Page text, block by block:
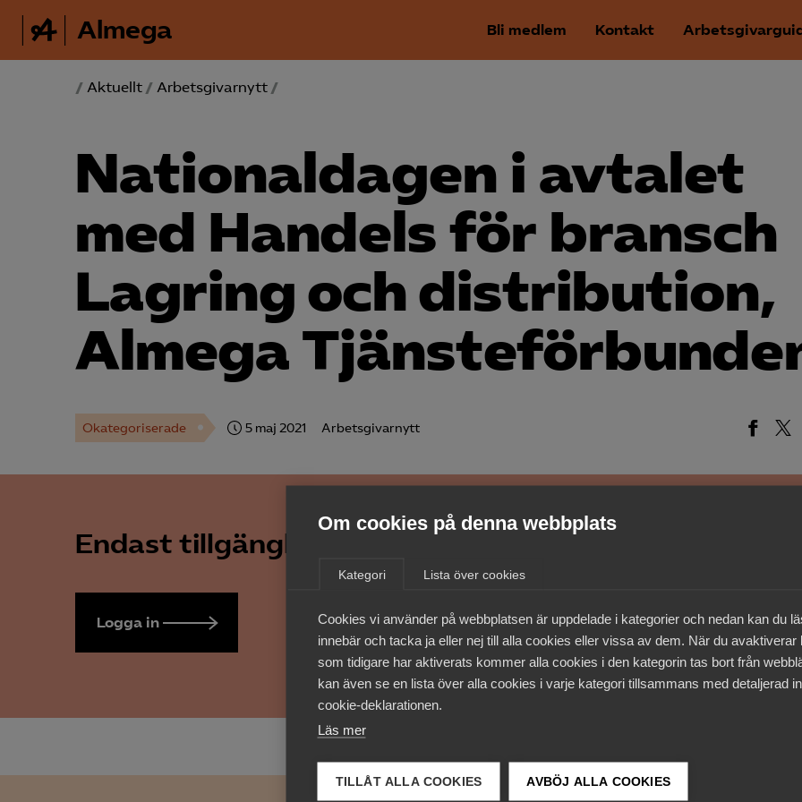
Om cookies på denna webbplats
Kategori Lista över cookies
Cookies vi använder på webbplatsen är uppdelade i kategorier och nedan kan du
innebär och tacka ja eller nej till alla cookies eller vissa av dem. När du avaktiverar
som tidigare har aktiverats kommer alla cookies i den kategorin tas bort från
kan även se en lista över alla cookies i varje kategori tillsammans med detaljerad
cookie-deklarationen.
Läs mer
TILLÅT ALLA COOKIES AVBÖJ ALLA COOKIES
Almega Bli medlem Kontakt
/ Aktuellt / Arbetsgivarnytt /
National­dagen i avtalet
med Handels för bransch
Lagring och distribution,
Almega
Okategoriserade 5 maj 2021 Arbetsgivarnytt
Endast tillgänglig för medlemmar
Logga in Bli medlem